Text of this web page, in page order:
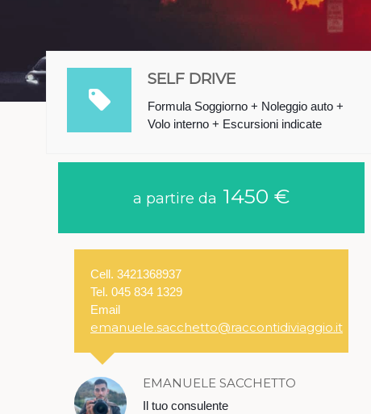
SELF DRIVE
Formula Soggiorno + Noleggio auto +
Volo interno + Escursioni indicate
a partire da 1450 €
Cell. 3421368937
Tel. 045 834 1329
Email
emanuele.sacchetto@raccontidiviaggio.it
EMANUELE SACCHETTO
Il tuo consulente